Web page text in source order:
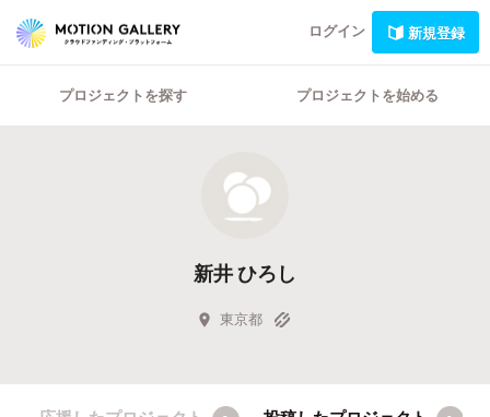
ログイン 新規登録
プロジェクトを探す プロジェクトを始める
新井 ひろし
東京都